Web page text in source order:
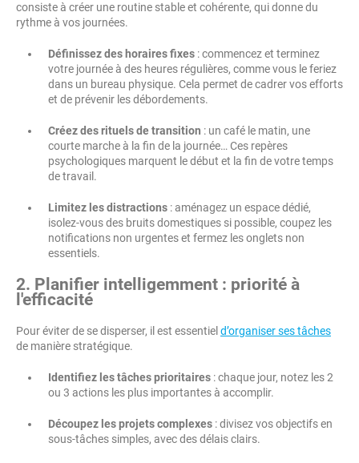
consiste à créer une routine stable et cohérente, qui donne du
rythme à vos journées.
Définissez des horaires fixes : commencez et terminez
votre journée à des heures régulières, comme vous le feriez
dans un bureau physique. Cela permet de cadrer vos efforts
et de prévenir les débordements.
Créez des rituels de transition : un café le matin, une
courte marche à la fin de la journée… Ces repères
psychologiques marquent le début et la fin de votre temps
de travail.
Limitez les distractions : aménagez un espace dédié,
isolez-vous des bruits domestiques si possible, coupez les
notifications non urgentes et fermez les onglets non
essentiels.
2. Planifier intelligemment : priorité à
l'efficacité
Pour éviter de se disperser, il est essentiel d’organiser ses tâches
de manière stratégique.
Identifiez les tâches prioritaires : chaque jour, notez les 2
ou 3 actions les plus importantes à accomplir.
Découpez les projets complexes : divisez vos objectifs en
sous-tâches simples, avec des délais clairs.